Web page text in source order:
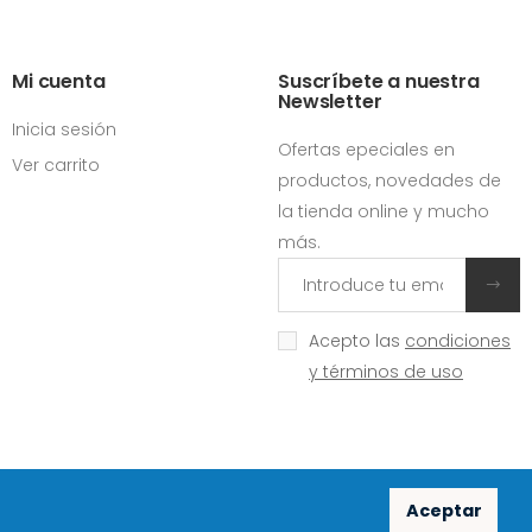
Aceptar
Mi cuenta
Inicia sesión
Ver carrito
Suscríbete a nuestra
Newsletter
Ofertas epeciales en
productos, novedades de
la tienda online y mucho
más.
Acepto las condiciones
y términos de uso
Redes sociales